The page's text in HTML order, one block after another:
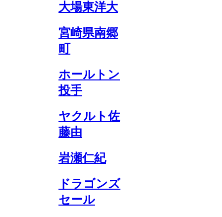
大場東洋大
宮崎県南郷
町
ホールトン
投手
ヤクルト佐
藤由
岩瀬仁紀
ドラゴンズ
セール